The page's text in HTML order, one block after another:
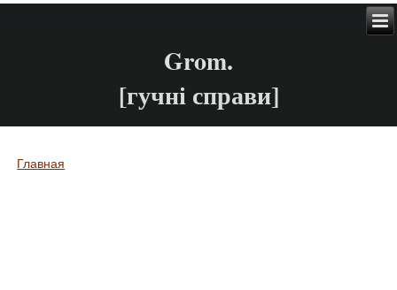
Grom.
[гучні справи]
Вы здесь
Главная